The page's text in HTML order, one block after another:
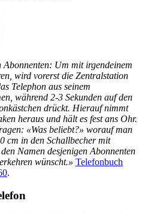
Um mit irgendeinem
wird vorerst die Zentralstation
Telephon aus seinem
während 2-3 Sekunden auf den
drückt. Hierauf nimmt
heraus und hält es fest ans Ohr.
«Was beliebt?» worauf man
cm in den Schallbecher mit
Namen desjenigen Abonnenten
wünscht.» Telefonbuch
.